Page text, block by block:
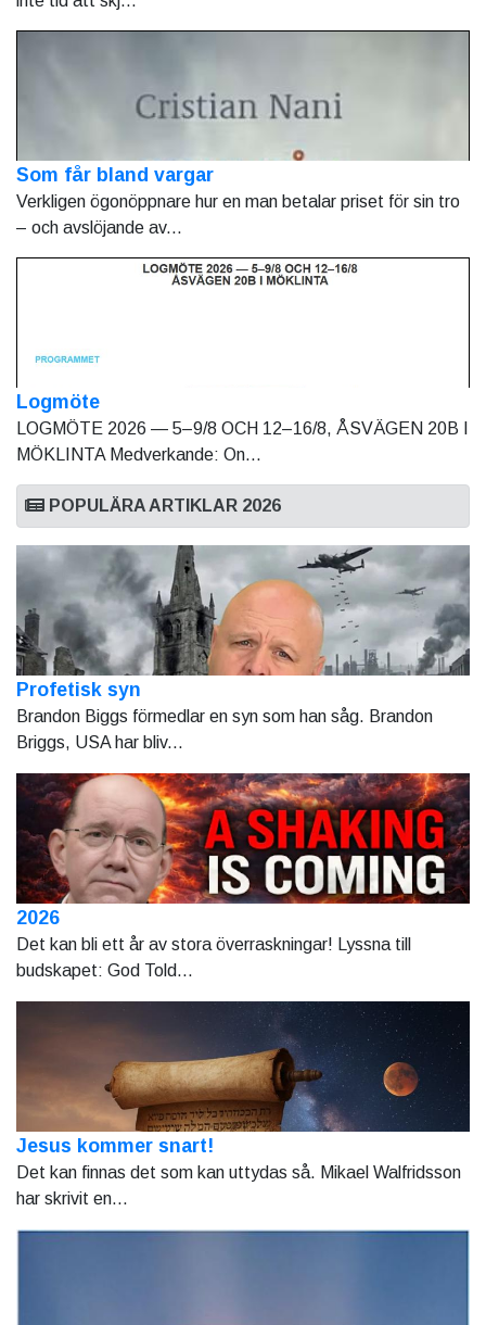
Som får bland vargar
Verkligen ögonöppnare hur en man betalar priset för sin tro
– och avslöjande av...
Logmöte
LOGMÖTE 2026 — 5–9/8 OCH 12–16/8, ÅSVÄGEN 20B I
MÖKLINTA Medverkande: On...
POPULÄRA ARTIKLAR 2026
Profetisk syn
Brandon Biggs förmedlar en syn som han såg. Brandon
Briggs, USA har bliv...
2026
Det kan bli ett år av stora överraskningar! Lyssna till
budskapet: God Told...
Jesus kommer snart!
Det kan finnas det som kan uttydas så. Mikael Walfridsson
har skrivit en...